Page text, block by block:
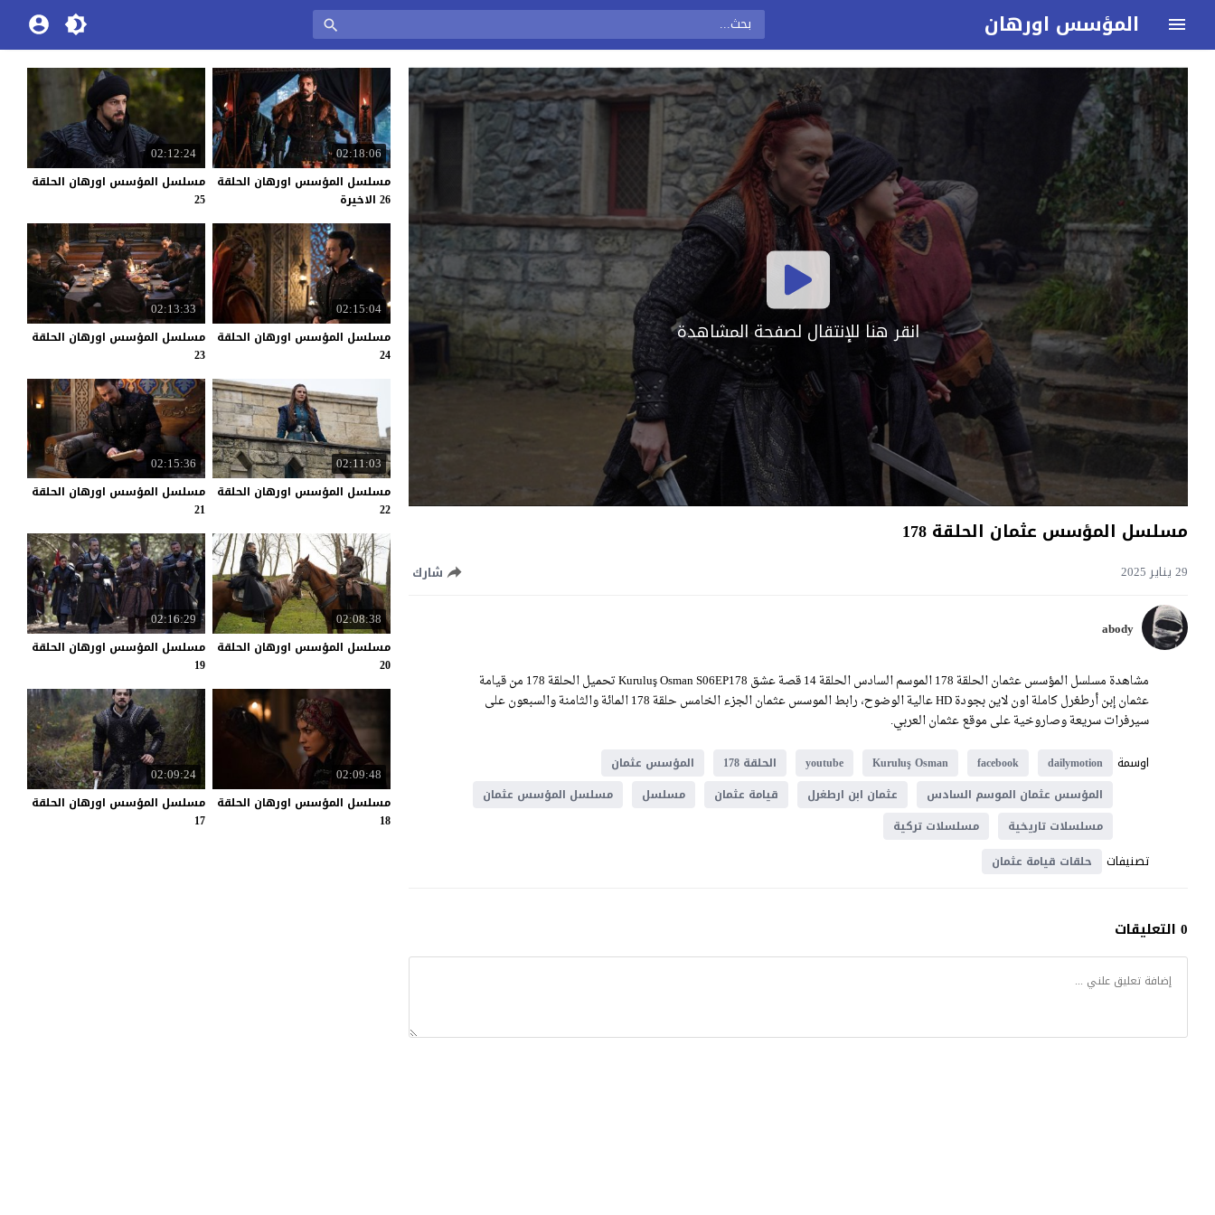
المؤسس اورهان
انقر هنا للإنتقال لصفحة المشاهدة
مسلسل المؤسس عثمان الحلقة 178
29 يناير 2025 شارك
abody
مشاهدة مسلسل المؤسس عثمان الحلقة 178 الموسم السادس الحلقة 14 قصة عشق Kuruluş Osman S06EP178 تحميل الحلقة 178 من قيامة
عثمان إبن أرطغرل كاملة اون لاين بجودة HD عالية الوضوح، رابط الموسس عثمان الجزء الخامس حلقة 178 المائة والثامنة والسبعون على
سيرفرات سريعة وصاروخية على موقع عثمان العربي.
اوسمة
dailymotion
facebook
Kuruluş Osman
youtube الحلقة 178
المؤسس عثمان
المؤسس عثمان الموسم السادس
عثمان ابن ارطغرل قيامة عثمان مسلسل
مسلسل المؤسس عثمان
مسلسلات تاريخية
مسلسلات تركية
تصنيفات حلقات قيامة عثمان
0 التعليقات
02:18:06
مسلسل المؤسس اورهان الحلقة
26 الاخيرة
02:12:24
مسلسل المؤسس اورهان الحلقة
25
02:15:04
مسلسل المؤسس اورهان الحلقة
24
02:13:33
مسلسل المؤسس اورهان الحلقة
23
02:11:03
مسلسل المؤسس اورهان الحلقة
22
02:15:36
مسلسل المؤسس اورهان الحلقة
21
02:08:38
مسلسل المؤسس اورهان الحلقة
20
02:16:29
مسلسل المؤسس اورهان الحلقة
19
02:09:48
مسلسل المؤسس اورهان الحلقة
18
02:09:24
مسلسل المؤسس اورهان الحلقة
17